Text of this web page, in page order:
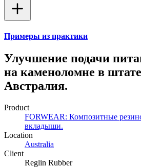
Примеры из практики
Улучшение подачи
на каменоломне в
Австралия.
Product
FORWEAR: Композитные
вкладыши.
Location
Australia
Client
Reglin Rubber